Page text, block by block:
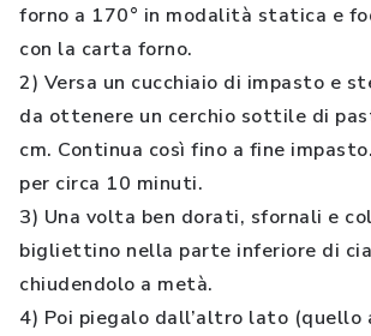
forno a 170° in modalità statica e
con la carta forno.
2) Versa un cucchiaio di impasto e
da ottenere un cerchio sottile di
cm. Continua così fino a fine
per circa 10 minuti.
3) Una volta ben dorati, sfornali e
bigliettino nella parte inferiore di
chiudendolo a metà.
4) Poi piegalo dall’altro lato (quello